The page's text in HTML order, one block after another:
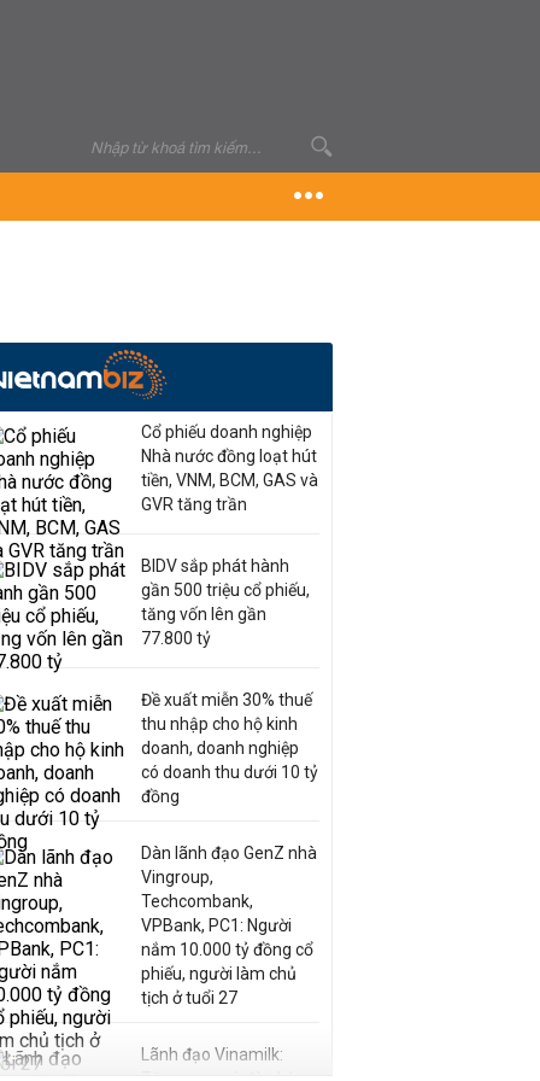
Cổ phiếu doanh nghiệp
Nhà nước đồng loạt hút
tiền, VNM, BCM, GAS và
GVR tăng trần
BIDV sắp phát hành
gần 500 triệu cổ phiếu,
tăng vốn lên gần
77.800 tỷ
Đề xuất miễn 30% thuế
thu nhập cho hộ kinh
doanh, doanh nghiệp
có doanh thu dưới 10 tỷ
đồng
Dàn lãnh đạo GenZ nhà
Vingroup,
Techcombank,
VPBank, PC1: Người
nắm 10.000 tỷ đồng cổ
phiếu, người làm chủ
tịch ở tuổi 27
Lãnh đạo Vinamilk: